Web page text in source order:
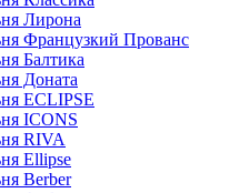
Лирона
Французкий Прованс
Балтика
Доната
ECLIPSE
ICONS
RIVA
Ellipse
Berber